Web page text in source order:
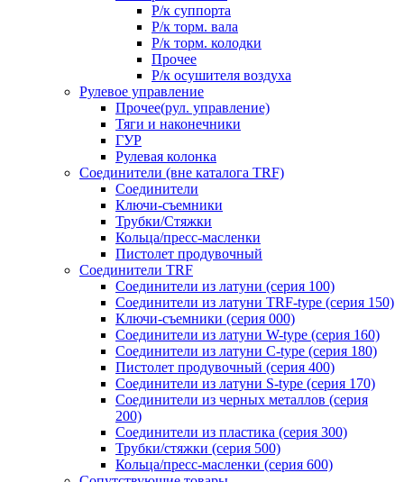
Р/к суппорта
Р/к торм. вала
Р/к торм. колодки
Прочее
Р/к осушителя воздуха
Рулевое управление
Прочее(рул. управление)
Тяги и наконечники
ГУР
Рулевая колонка
Соединители (вне каталога TRF)
Соединители
Ключи-cъемники
Трубки/Стяжки
Кольца/пресс-масленки
Пистолет продувочный
Соединители TRF
Соединители из латуни (серия 100)
Соединители из латуни TRF-type (серия 150)
Ключи-съемники (серия 000)
Соединители из латуни W-type (серия 160)
Соединители из латуни С-type (серия 180)
Пистолет продувочный (серия 400)
Соединители из латуни S-type (серия 170)
Соединители из черных металлов (серия
200)
Соединители из пластика (серия 300)
Трубки/стяжки (серия 500)
Кольца/пресс-масленки (серия 600)